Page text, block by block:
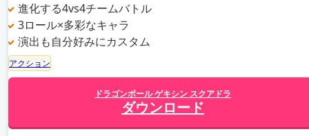
進化する4vs4チームバトル
3ロール×多彩なキャラ
演出も自分好みにカスタム
アクション
ドラゴンボール ゲキシン スクアドラ
ダウンロード